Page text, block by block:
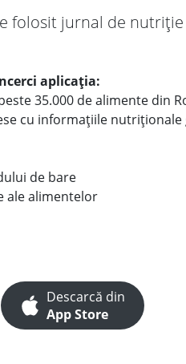
folosit jurnal de
aplicația:
35.000 de alimente din
cu informațiile nutriționale
de bare
ale alimentelor
Descarcă din
App Store